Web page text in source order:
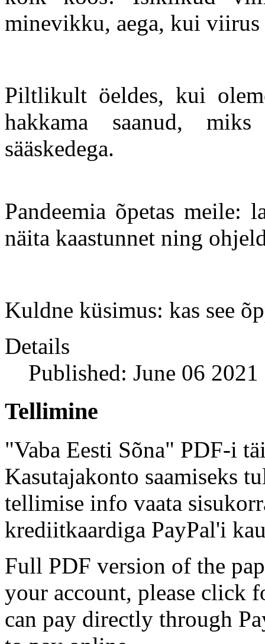
minevikku, aega, kui
Piltlikult öeldes, kui
hakkama saanud,
sääskedega.
Pandeemia õpetas meile:
näita kaastunnet ning
Kuldne küsimus: kas see
Details
Published: June 06 2021
Tellimine
"Vaba Eesti Sõna" PDF-i
Kasutajakonto saamiseks
tellimise info vaata
krediitkaardiga PayPal'i
Full PDF version of the
your account, please click
can pay directly through